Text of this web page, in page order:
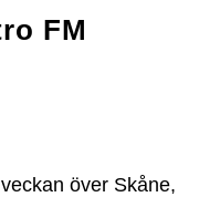
FM
över Skåne,